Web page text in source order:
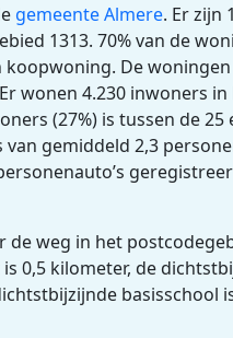
gemeente Almere. Er zijn
1313. 70% van de
koopwoning. De
wonen 4.230 inwoners
(27%) is tussen de
gemiddeld 2,3
de weg in het
0,5 kilometer, de
basisschool